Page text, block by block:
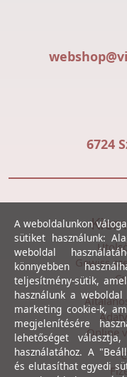
6724
Gewiss
Online
A weboldalunkon
sütiket használunk:
weboldal
könnyebben
teljesítmény-sütik,
használunk a
marketing cookie-k,
megjelenítésére
lehetőséget
használatához. A
és elutasíthat egyedi